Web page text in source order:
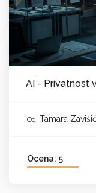
AI - Privatnost
Od: Tamara Zavišić
Ocena: 5